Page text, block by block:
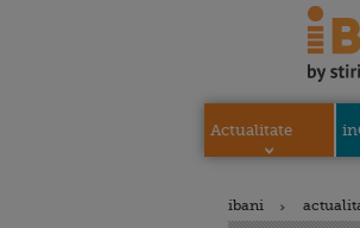
Actualitate
ibani